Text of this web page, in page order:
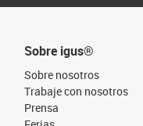
Sobre igus®
Sobre nosotros
Trabaje con nosotros
Prensa